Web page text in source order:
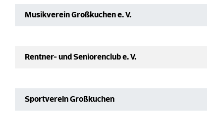
Musikverein Großkuchen e. V.
Rentner- und Seniorenclub e. V.
Sportverein Großkuchen